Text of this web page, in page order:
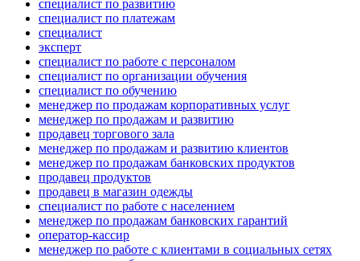
специалист по развитию
специалист по платежам
специалист
эксперт
специалист по работе с персоналом
специалист по организации обучения
специалист по обучению
менеджер по продажам корпоративных услуг
менеджер по продажам и развитию
продавец торгового зала
менеджер по продажам и развитию клиентов
менеджер по продажам банковских продуктов
продавец продуктов
продавец в магазин одежды
специалист по работе с населением
менеджер по продажам банковских гарантий
оператор-кассир
менеджер по работе с клиентами в социальных сетях